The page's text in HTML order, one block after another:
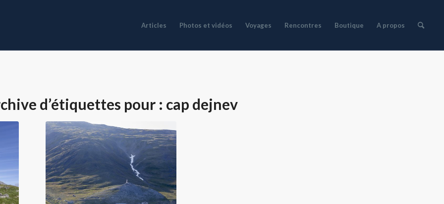
Articles Photos et vidéos Voyages Rencontres Boutique A propos
d’étiquettes pour : cap dejnev